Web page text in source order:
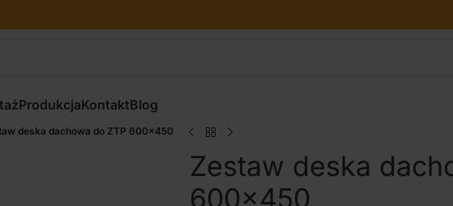
ProdukcjaKontaktBlog
deska dachowa do ZTP 600×450
Zestaw deska
600×450